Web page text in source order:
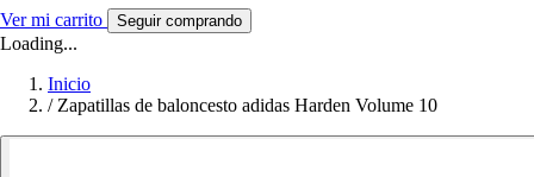
Ver mi carrito Seguir comprando
Loading...
Inicio
/ Zapatillas de baloncesto adidas Harden Volume 10